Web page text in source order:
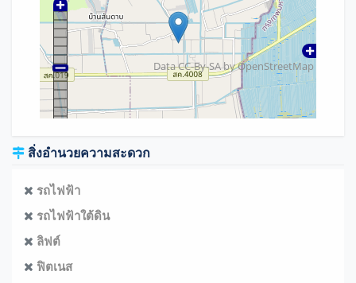
Data CC-By-SA byOpenStreetMap
สิ่งอำนวยความสะดวก
รถไฟฟ้า
รถไฟฟ้าใต้ดิน
ลิฟต์
ฟิตเนส